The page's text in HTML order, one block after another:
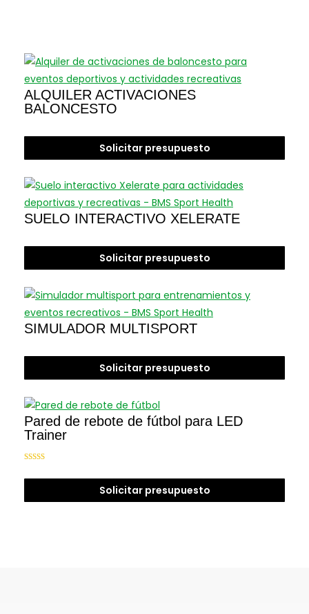
ALQUILER ACTIVACIONES
BALONCESTO
Solicitar presupuesto
SUELO INTERACTIVO XELERATE
Solicitar presupuesto
SIMULADOR MULTISPORT
Solicitar presupuesto
Pared de rebote de fútbol para LED
Trainer
con5.00de
Solicitar presupuesto